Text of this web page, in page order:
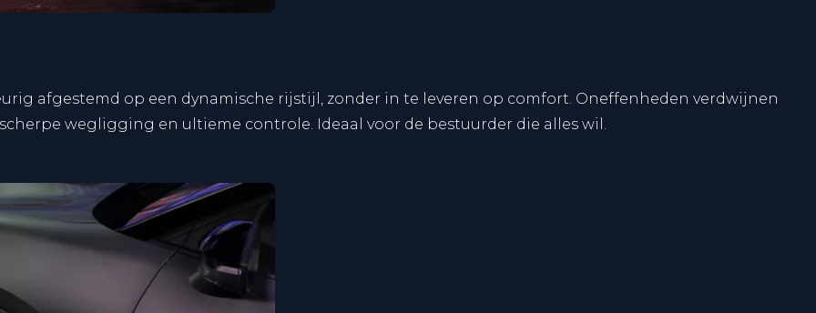
afgestemd op een dynamische rijstijl, zonder in te leveren op comfort. Oneffenheden verdwijnen
wegligging en ultieme controle. Ideaal voor de bestuurder die alles wil.